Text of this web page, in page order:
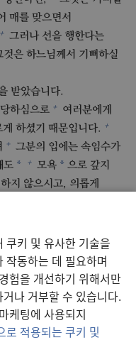
쿠키 및 유사한 기술을
작동하는 데 필요하며
험을 개선하기 위해서만
나 거부할 수 있습니다.
케팅에 사용되지
로 적용되는 쿠키 및
매를 맞으면서
+ 그러나 선을 행한다는
은 하느님께서 기뻐하실
받았습니다.
하심으로 + 여러분에게
하셨기 때문입니다. +
+ 그분의 입에는 속임수가
도 * + 모욕 * 으로 갚지
지 않으시고, 의롭게
셨습니다.
하려는 것입니다. “그분의
25 여러분은 길을 잃고
의 영혼 * 의 목자이며 +